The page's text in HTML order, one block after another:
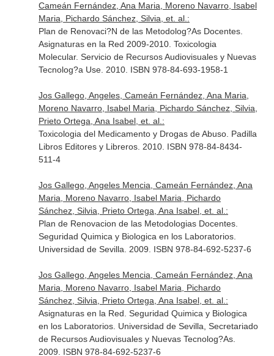
Cameán Fernández, Ana Maria, Moreno Navarro, Isabel
Maria, Pichardo Sánchez, Silvia, et. al.:
Plan de Renovaci?N de las Metodolog?As Docentes.
Asignaturas en la Red 2009-2010. Toxicologia
Molecular. Servicio de Recursos Audiovisuales y Nuevas
Tecnolog?a Use. 2010. ISBN 978-84-693-1958-1
Jos Gallego, Angeles, Cameán Fernández, Ana Maria,
Moreno Navarro, Isabel Maria, Pichardo Sánchez, Silvia,
Prieto Ortega, Ana Isabel, et. al.:
Toxicologia del Medicamento y Drogas de Abuso. Padilla
Libros Editores y Libreros. 2010. ISBN 978-84-8434-
511-4
Jos Gallego, Angeles Mencia, Cameán Fernández, Ana
Maria, Moreno Navarro, Isabel Maria, Pichardo
Sánchez, Silvia, Prieto Ortega, Ana Isabel, et. al.:
Plan de Renovacion de las Metodologias Docentes.
Seguridad Quimica y Biologica en los Laboratorios.
Universidad de Sevilla. 2009. ISBN 978-84-692-5237-6
Jos Gallego, Angeles Mencia, Cameán Fernández, Ana
Maria, Moreno Navarro, Isabel Maria, Pichardo
Sánchez, Silvia, Prieto Ortega, Ana Isabel, et. al.:
Asignaturas en la Red. Seguridad Quimica y Biologica
en los Laboratorios. Universidad de Sevilla, Secretariado
de Recursos Audiovisuales y Nuevas Tecnolog?As.
2009. ISBN 978-84-692-5237-6